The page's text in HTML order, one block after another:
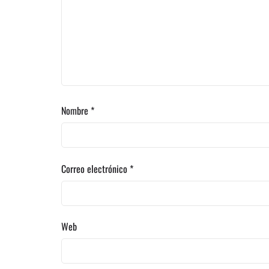
Nombre *
Correo electrónico *
Web